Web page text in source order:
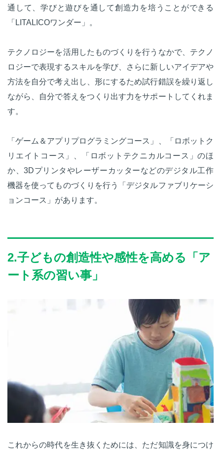
通して、学びと遊びを通して創造力を培うことができる
「LITALICOワンダー」。
テクノロジーを活用したものづくりを行うなかで、テクノ
ロジーで表現するスキルを学び、さらに新しいアイデアや
方法を自分で考え出し、形にするため試行錯誤を繰り返し
ながら、自分で答えをつくり出す力をサポートしてくれま
す。
「ゲーム＆アプリプログラミングコース」、「ロボットク
リエイトコース」、「ロボットテクニカルコース」のほ
か、3Dプリンタやレーザーカッターなどのデジタル工作
機器を使ってものづくりを行う「デジタルファブリケーシ
ョンコース」があります。
2.子どもの創造性や感性を高める「ア
ート系の習い事」
これからの時代を生き抜くためには、ただ知識を身につけ